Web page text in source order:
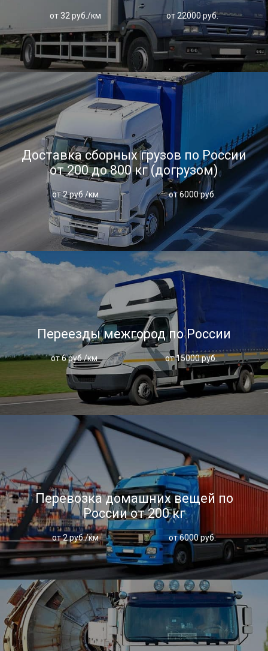
от 32 руб./км от 22000 руб.
Доставка сборных грузов по России
от 200 до 800 кг (догрузом)
от 2 руб./км от 6000 руб.
Переезды межгород по России
от 6 руб./км от 15000 руб.
Перевозка домашних вещей по
России от 200 кг
от 2 руб./км от 6000 руб.